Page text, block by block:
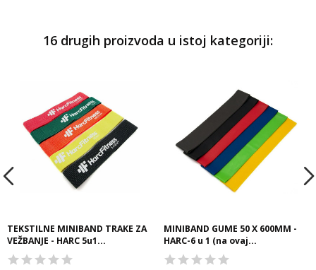
16 drugih proizvoda u istoj kategoriji:
TEKSTILNE MINIBAND TRAKE ZA
VEŽBANJE - HARC 5u1...
MINIBAND GUME 50 X 600MM -
HARC-6 u 1 (na ovaj...